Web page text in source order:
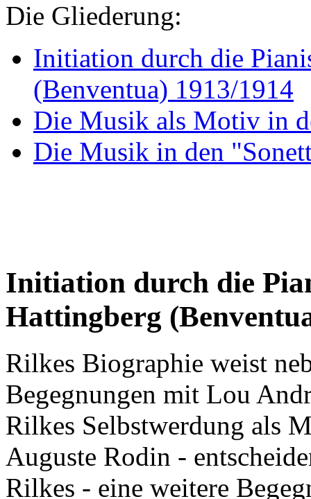
Die Gliederung:
Initiation durch die
(Benventua) 1913/1914
Die Musik als Motiv in
Die Musik in den
Initiation durch die
Hattingberg
Rilkes Biographie weist
Begegnungen mit Lou
Rilkes Selbstwerdung als
Auguste Rodin -
Rilkes - eine weitere